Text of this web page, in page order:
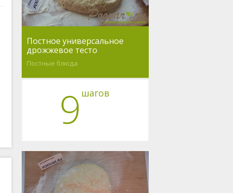
Постное универсальное
дрожжевое тесто
Постные блюда
9 шагов